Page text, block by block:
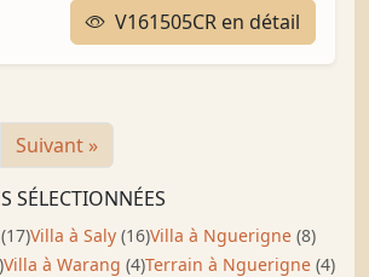
V161505CR en détail
Suivant »
SÉLECTIONNÉES
(17)Villa à Saly (16)Villa à Nguerigne (8)
Villa à Warang (4)Terrain à Nguerigne (4)